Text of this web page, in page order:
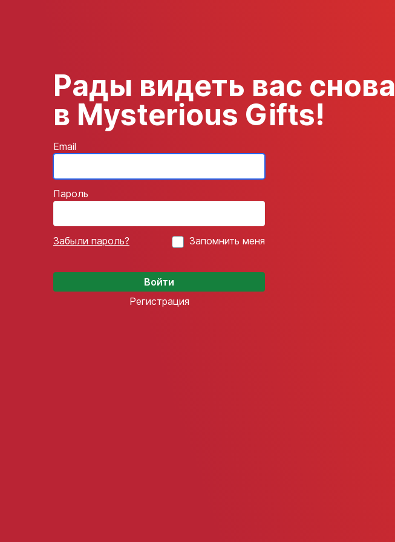
Рады видеть вас снова
в Mysterious Gifts!
Email
Пароль
Забыли пароль? Запомнить меня
Регистрация